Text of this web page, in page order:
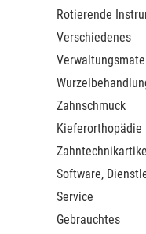
Rotierende
Verschiedenes
Zahnschmuck
Kieferorthopädie
Software,
Service
Gebrauchtes